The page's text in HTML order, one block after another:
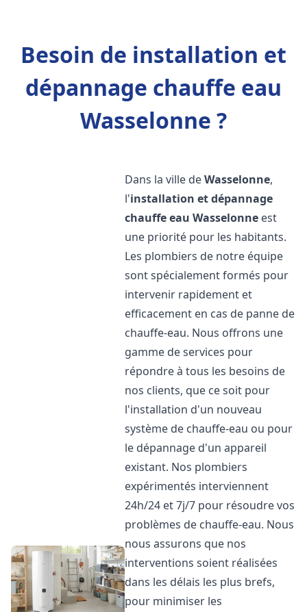
Besoin de installation et
dépannage chauffe eau
Wasselonne ?
Dans la ville deWasselonne,
l'installation et dépannage
chauffe eau Wasselonne est
une priorité pour les habitants.
Les plombiers de notre équipe
sont spécialement formés pour
intervenir rapidement et
efficacement en cas de panne de
chauffe-eau. Nous offrons une
gamme de services pour
répondre à tous les besoins de
nos clients, que ce soit pour
l'installation d'un nouveau
système de chauffe-eau ou pour
le dépannage d'un appareil
existant. Nos plombiers
expérimentés interviennent
24h/24 et 7j/7 pour résoudre vos
problèmes de chauffe-eau. Nous
nous assurons que nos
interventions soient réalisées
dans les délais les plus brefs,
pour minimiser les